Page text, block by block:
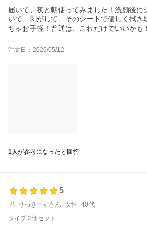
届いて、夜と朝使ってみました！洗顔後に
いて、剥がして、そのシートで優しく拭き
ちゃお手軽！普通は、これだけでいいかも
は合ってます！乾燥する事もなく、ベタ
やすいです
注文日：2026/05/12
1人が参考になったと回答
5
りっきーすさん
女性
40代
タイプ:2個セット